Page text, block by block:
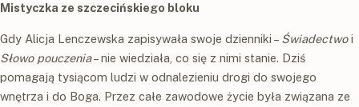
Mistyczka ze szczecińskiego bloku
Gdy Alicja Lenczewska zapisywała swoje dzienniki – Świadectwoi
Słowo pouczenia– nie wiedziała, co się z nimi stanie. Dziś
pomagają tysiącom ludzi w odnalezieniu drogi do swojego
wnętrza i do Boga. Przez całe zawodowe życie była związana ze